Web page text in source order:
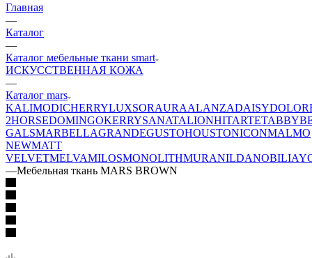
Главная
—
Каталог
—
Каталог мебельные ткани smart
ИСКУССТВЕННАЯ КОЖА
—
Каталог mars
KALIMODICHERRYLUXSORAURAALANZADAISY
2HORSEDOMINGOKERRYSANATALIONHITARTETABBY
GALSMARBELLAGRANDEGUSTOHOUSTONICONMALMO
NEWMATT
VELVETMELVAMILOSMONOLITHMURANILDANOBILIA
—Мебельная ткань MARS BROWN